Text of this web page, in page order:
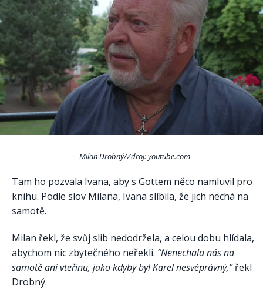
Milan Drobný/Zdroj: youtube.com
Tam ho pozvala Ivana, aby s Gottem něco namluvil pro
knihu. Podle slov Milana, Ivana slíbila, že jich nechá na
samotě.
Milan řekl, že svůj slib nedodržela, a celou dobu hlídala,
abychom nic zbytečného neřekli. “Nenechala nás na
samotě ani vteřinu, jako kdyby byl Karel nesvéprávný,”řekl
Drobný.